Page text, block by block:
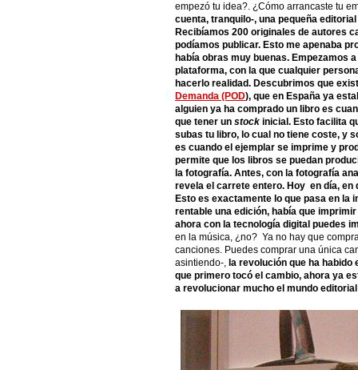
empezó tu idea?. ¿Cómo arrancaste tu
cuenta, tranquilo-, una pequeña
Recibíamos 200 originales de autores
podíamos publicar. Esto me apenaba
había obras muy buenas. Empezamos
plataforma, con la que cualquier
hacerlo realidad. Descubrimos que
Demanda (POD), que en España ya
alguien ya ha comprado un libro es
que tener un stock inicial. Esto facilita
subas tu libro, lo cual no tiene coste, y
es cuando el ejemplar se imprime y
permite que los libros se puedan
la fotografía. Antes, con la fotografía
revela el carrete entero. Hoy en día,
Esto es exactamente lo que pasa en la
rentable una edición, había que
ahora con la tecnología digital puedes
en la música, ¿no? Ya no hay que
canciones. Puedes comprar una única
asintiendo-, la revolución que ha
que primero tocó el cambio, ahora ya
a revolucionar mucho el mundo